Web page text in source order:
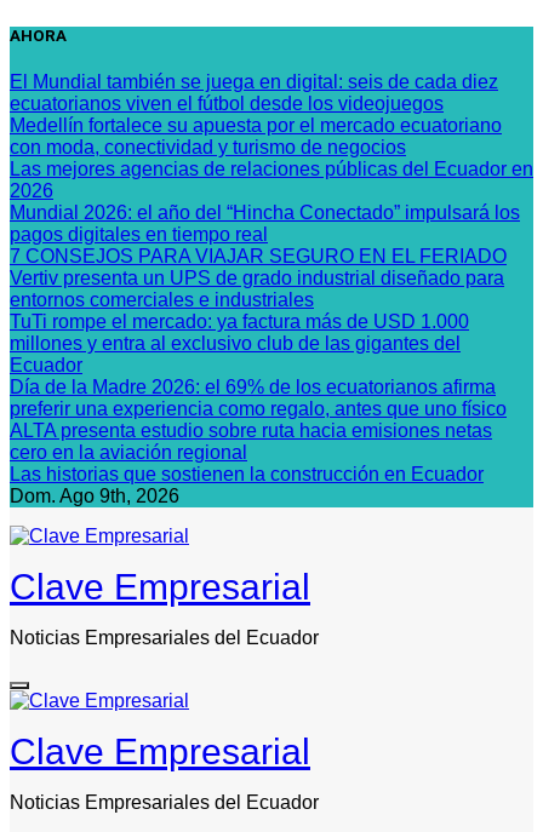
Saltar
contenido
AHORA
El Mundial también se juega en digital: seis de cada diez
ecuatorianos viven el fútbol desde los videojuegos
Medellín fortalece su apuesta por el mercado ecuatoriano
con moda, conectividad y turismo de negocios
Las mejores agencias de relaciones públicas del Ecuador en
2026
Mundial 2026: el año del “Hincha Conectado” impulsará los
pagos digitales en tiempo real
7 CONSEJOS PARA VIAJAR SEGURO EN EL FERIADO
Vertiv presenta un UPS de grado industrial diseñado para
entornos comerciales e industriales
TuTi rompe el mercado: ya factura más de USD 1.000
millones y entra al exclusivo club de las gigantes del
Ecuador
Día de la Madre 2026: el 69% de los ecuatorianos afirma
preferir una experiencia como regalo, antes que uno físico
ALTA presenta estudio sobre ruta hacia emisiones netas
cero en la aviación regional
Las historias que sostienen la construcción en Ecuador
Dom. Ago 9th, 2026
Clave Empresarial
Noticias Empresariales del Ecuador
Clave Empresarial
Noticias Empresariales del Ecuador